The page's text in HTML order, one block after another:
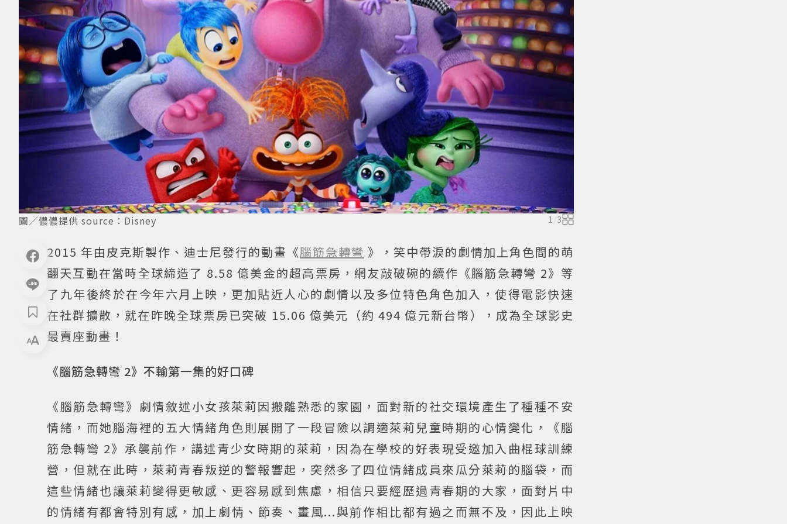
圖／儂儂提供 source：Disney 1/3
2015 年由皮克斯製作、迪士尼發行的動畫《腦筋急轉彎 》，笑中帶淚的劇情加上角色間的萌
翻天互動在當時全球締造了 8.58 億美金的超高票房，網友敲破碗的續作《腦筋急轉彎 2》等
了九年後終於在今年六月上映，更加貼近人心的劇情以及多位特色角色加入，使得電影快速
在社群擴散，就在昨晚全球票房已突破 15.06 億美元（約 494 億元新台幣），成為全球影史
最賣座動畫！
《腦筋急轉彎 2》不輸第一集的好口碑
《腦筋急轉彎》劇情敘述小女孩萊莉因搬離熟悉的家園，面對新的社交環境產生了種種不安
情緒，而她腦海裡的五大情緒角色則展開了一段冒險以調適萊莉兒童時期的心情變化，《腦
筋急轉彎 2》承襲前作，講述青少女時期的萊莉，因為在學校的好表現受邀加入曲棍球訓練
營，但就在此時，萊莉青春叛逆的警報響起，突然多了四位情緒成員來瓜分萊莉的腦袋，而
這些情緒也讓萊莉變得更敏感、更容易感到焦慮，相信只要經歷過青春期的大家，面對片中
的情緒有都會特別有感，加上劇情、節奏、畫風...與前作相比都有過之而無不及，因此上映